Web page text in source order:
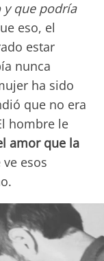
y que podría
eso, el
estar
nunca
ha sido
que no era
hombre le
amor que la
ve esos